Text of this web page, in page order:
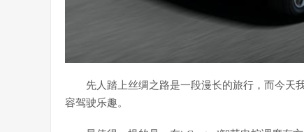
先人踏上丝绸之路是一段漫长的旅行，而今天
容驾驶乐趣。